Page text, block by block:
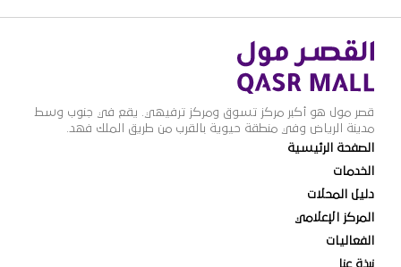
قصر مول هو أكبر مركز تسوق ومركز ترفيهي. يقع في جنوب وسط
مدينة الرياض وفي منطقة حيوية بالقرب من طريق الملك فهد.
الصفحة الرئيسية
الخدمات
دليل المحلات
المركز الإعلامي
الفعاليات
نبذة عنا